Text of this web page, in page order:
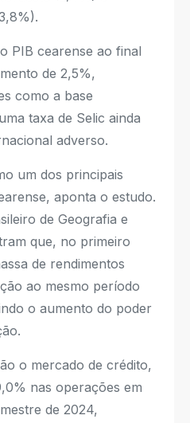
PIB cearense ao final
de 2,5%,
como a base
taxa de Selic ainda
adverso.
um dos principais
aponta o estudo.
de Geografia e
que, no primeiro
de rendimentos
ao mesmo período
o aumento do poder
o mercado de crédito,
nas operações em
de 2024,